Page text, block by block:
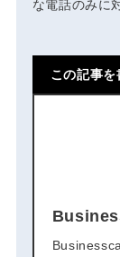
な電話のみに
この記事を